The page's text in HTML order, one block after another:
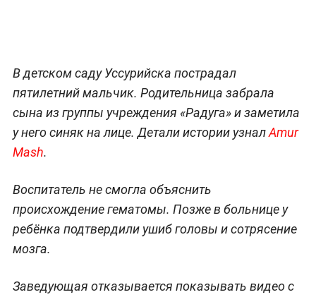
В детском саду Уссурийска пострадал
пятилетний мальчик. Родительница забрала
сына из группы учреждения «Радуга» и заметила
у него синяк на лице. Детали истории узналAmur
Mash.
Воспитатель не смогла объяснить
происхождение гематомы. Позже в больнице у
ребёнка подтвердили ушиб головы и сотрясение
мозга.
Заведующая отказывается показывать видео с